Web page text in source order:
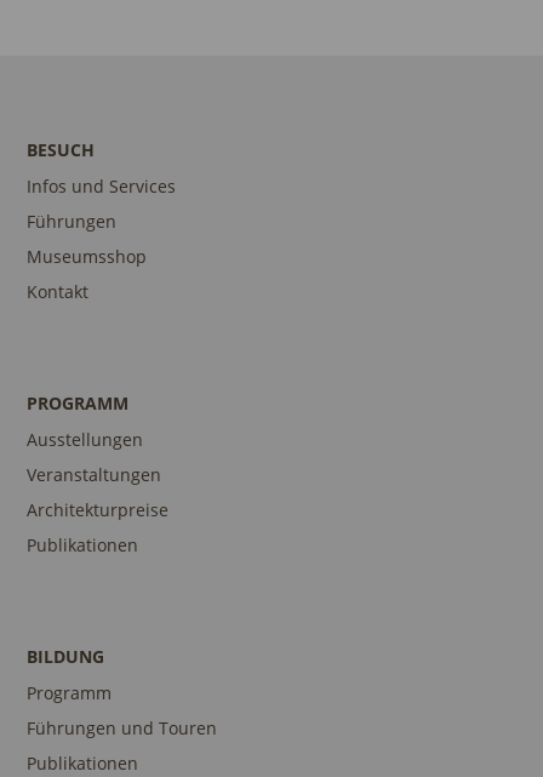
BESUCH
Infos und Services
Führungen
Museumsshop
Kontakt
PROGRAMM
Ausstellungen
Veranstaltungen
Architekturpreise
Publikationen
BILDUNG
Programm
Führungen und Touren
Publikationen